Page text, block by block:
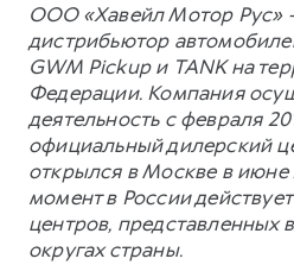
ООО «Хавейл Мотор Рус»
дистрибьютор
GWM Pickup и TANK на
Федерации. Компания
деятельность с февраля
официальный дилерский
открылся в Москве в июне
момент в России
центров, представленных
округах страны.